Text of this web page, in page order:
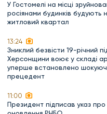
У Гостомелі на місці
росіянами будинків будують
житловий квартал
13:24
Зниклий безвісти 19-річний
Херсонщини воює у складі
уперше встановлено
прецедент
11:00
Президент підписав указ